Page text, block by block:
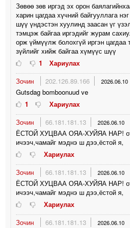
Зөвөө зөв иргэд эх орон
харин цагдаа хүчний байгууллага
шүү үндэстэн хуулинд заасан үг
тэмцэж байгаа иргэдийг журам
орж үймүүлж болохгүй иргэн цагдаа
зүйлийг хийж байгаа хүмүүс шүү
1
Хариулах
Зочин
202.126.89.166 2026.06.10
Gutsdag bomboonuud ve
1
Хариулах
Зочин
66.181.181.13 2026.06.10
ЁСТОЙ ХУЦВАА ОЯА-ХУЙЯА НАР!
ичээч,чамайг мэднэ ш дээ,ёстой я,
Хариулах
Зочин
66.181.181.13 2026.06.10
ЁСТОЙ ХУЦВАА ОЯА-ХУЙЯА НАР!
ичээч,чамайг мэднэ ш дээ,ёстой я,
Хариулах
Зочин
66.181.181.13 2026.06.10